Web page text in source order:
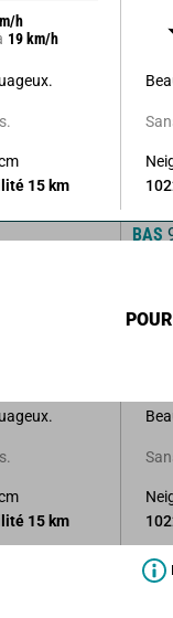
h
19 km/h
15 km
15 km
BAS